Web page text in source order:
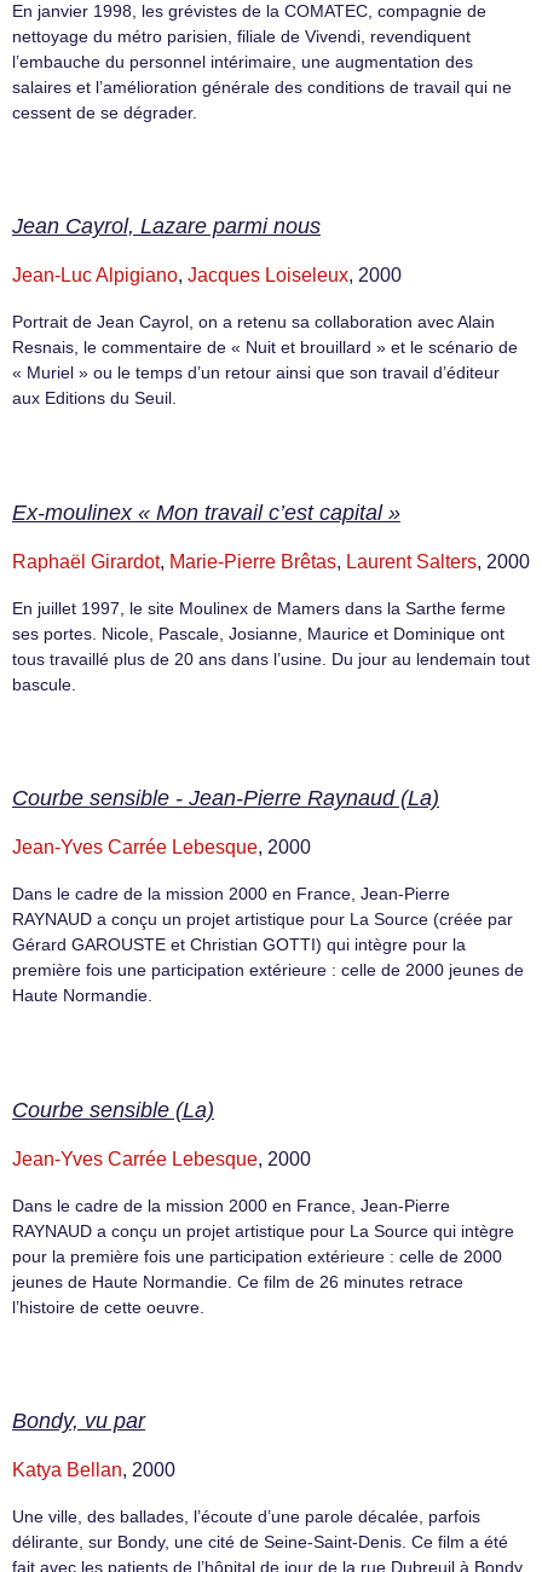
En janvier 1998, les grévistes de la COMATEC, compagnie de
nettoyage du métro parisien, filiale de Vivendi, revendiquent
l’embauche du personnel intérimaire, une augmentation des
salaires et l’amélioration générale des conditions de travail qui ne
cessent de se dégrader.
Jean Cayrol, Lazare parmi nous
Jean-Luc Alpigiano, Jacques Loiseleux, 2000
Portrait de Jean Cayrol, on a retenu sa collaboration avec Alain
Resnais, le commentaire de « Nuit et brouillard » et le scénario de
« Muriel » ou le temps d’un retour ainsi que son travail d’éditeur
aux Editions du Seuil.
Ex-moulinex « Mon travail c’est capital »
Raphaël Girardot, Marie-Pierre Brêtas, Laurent Salters, 2000
En juillet 1997, le site Moulinex de Mamers dans la Sarthe ferme
ses portes. Nicole, Pascale, Josianne, Maurice et Dominique ont
tous travaillé plus de 20 ans dans l’usine. Du jour au lendemain tout
bascule.
Courbe sensible - Jean-Pierre Raynaud (La)
Jean-Yves Carrée Lebesque, 2000
Dans le cadre de la mission 2000 en France, Jean-Pierre
RAYNAUD a conçu un projet artistique pour La Source (créée par
Gérard GAROUSTE et Christian GOTTI) qui intègre pour la
première fois une participation extérieure : celle de 2000 jeunes de
Haute Normandie.
Courbe sensible (La)
Jean-Yves Carrée Lebesque, 2000
Dans le cadre de la mission 2000 en France, Jean-Pierre
RAYNAUD a conçu un projet artistique pour La Source qui intègre
pour la première fois une participation extérieure : celle de 2000
jeunes de Haute Normandie. Ce film de 26 minutes retrace
l’histoire de cette oeuvre.
Bondy, vu par
Katya Bellan, 2000
Une ville, des ballades, l’écoute d’une parole décalée, parfois
délirante, sur Bondy, une cité de Seine-Saint-Denis. Ce film a été
fait avec les patients de l’hôpital de jour de la rue Dubreuil à Bondy.